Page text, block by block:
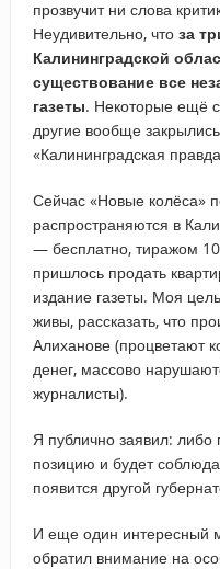
прозвучит ни слова
Неудивительно, что за
Калининградской
существование все
газеты. Некоторые ещё
другие вообще
«Калининградская
Сейчас «Новые колёса»
распространяются в
— бесплатно, тиражом
пришлось продать
издание газеты. Моя
живы, рассказать, что
Алиханове (процветают
денег, массово
журналисты).
Я публично заявил: либо
позицию и будет
появится другой
И еще один интересный
обратил внимание на